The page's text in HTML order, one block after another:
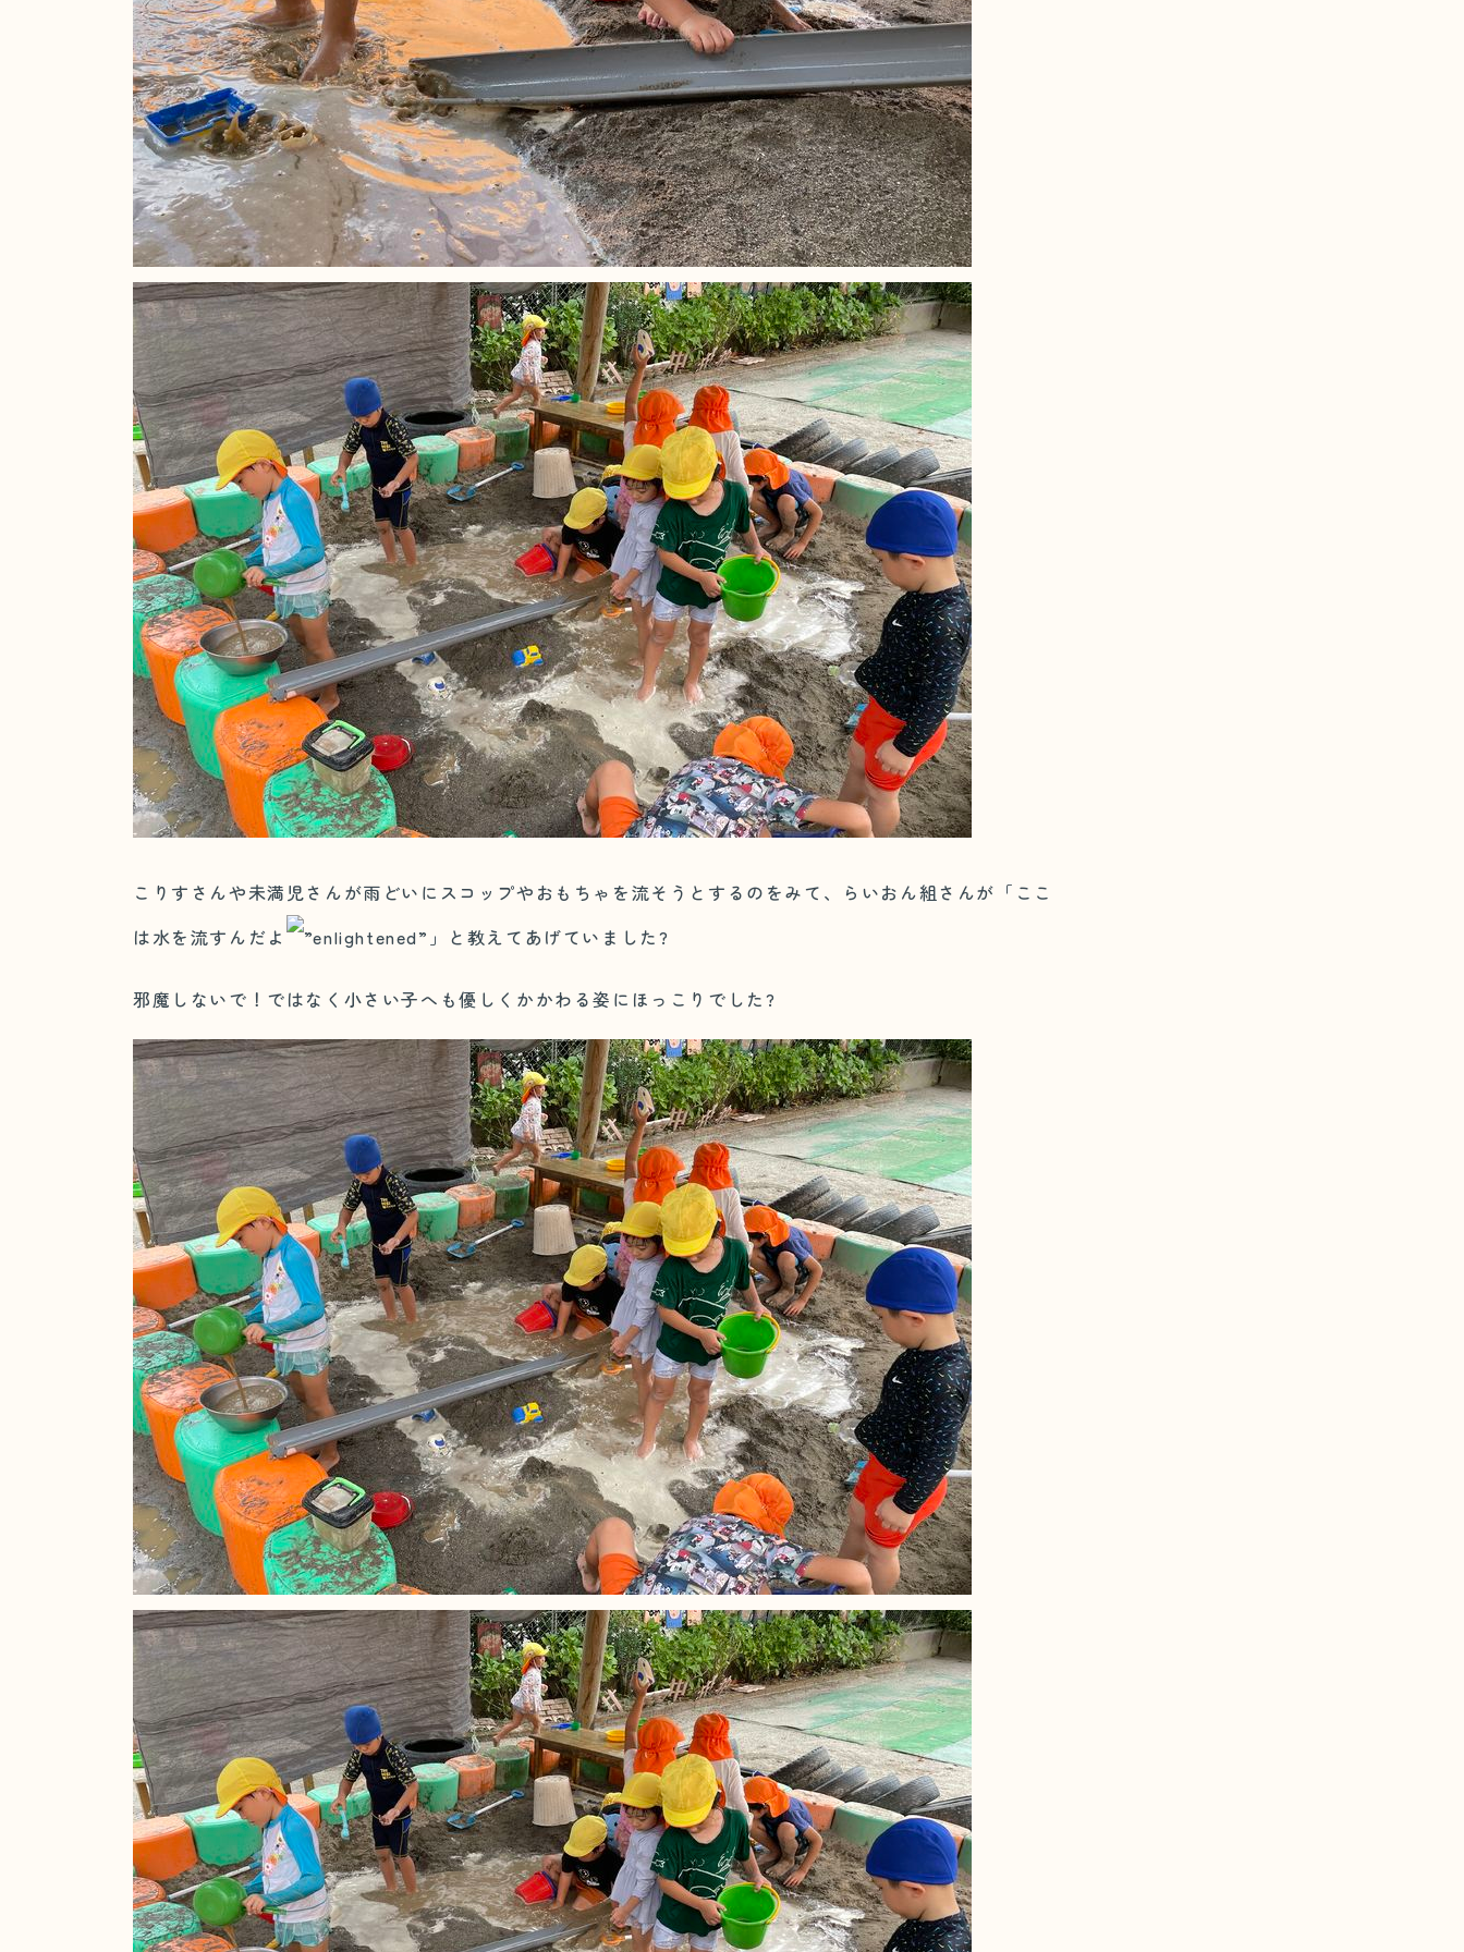
こりすさんや未満児さんが雨どいにスコップやおもちゃを流そうとするのをみて、らいおん組さんが「ここ
は水を流すんだよ
」と教えてあげていました?
邪魔しないで！ではなく小さい子へも優しくかかわる姿にほっこりでした?